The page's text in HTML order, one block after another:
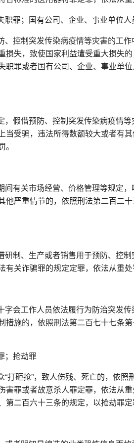
罪；国有公司、企业、事业单位
控制突发传染病疫情等灾害的工
失，致使国家利益遭受重大损失
罪或者国有公司、企业、事业单
假借预防、控制突发传染病疫情
受骗，违法所得数额较大或者有
有关市场经营、价格管理等规定
严重情节的，依照刑法第二百二
制、生产或者销售用于预防、控
关诈骗罪的规定定罪，依法从重处
会工作人员依法履行为防治突发
施的，依照刑法第二百七十七条
；抢劫罪
砸抢”，致人伤残、死亡的，依照
罪或者故意杀人罪定罪，依法从
二百六十三条的规定，以抢劫罪定